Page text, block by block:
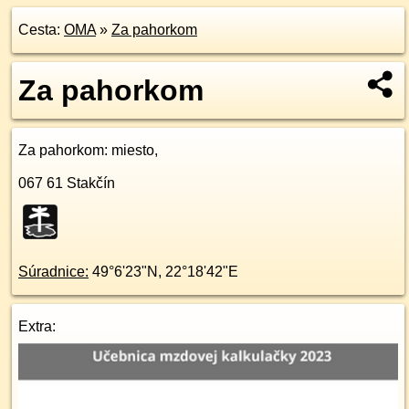
Cesta: OMA» Za pahorkom
Za pahorkom
Za pahorkom: miesto,
067 61 Stakčín
Súradnice: 49°6'23"N , 22°18'42"E
Extra: